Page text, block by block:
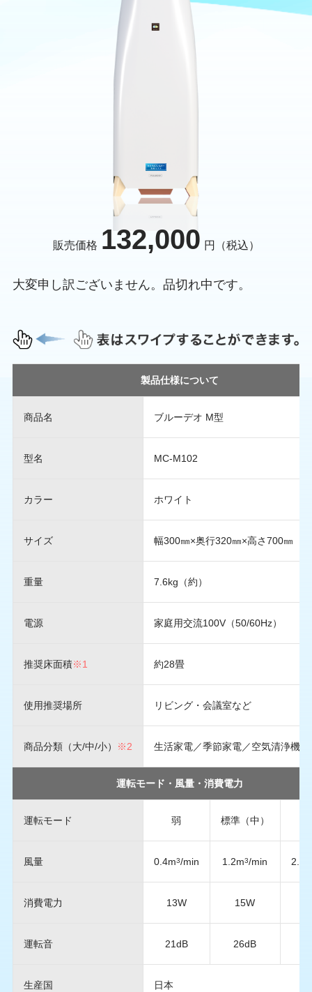
販売価格 132,000 円（税込）
大変申し訳ございません。品切れ中です。
製品仕様について
商品名 ブルーデオ M型
型名 MC-M102
カラー ホワイト
サイズ 幅300㎜×奥行320㎜×高さ700㎜（
重量 7.6kg（約）
電源 家庭用交流100V（50/60Hz）
推奨床面積※1 約28畳
使用推奨場所 リビング・会議室など
商品分類（大/中/小） ※2 生活家電／季節家電／空気清浄機
運転モード・風量・消費電力
運転モード 弱 標準（中）
風量 0.4m3/min 1.2m3/min
消費電力 13W 15W
運転音 21dB 26dB
生産国 日本